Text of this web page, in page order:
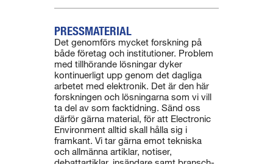
PRESSMATERIAL
Det genomförs mycket forskning på
både företag och institutioner. Problem
med tillhörande lösningar dyker
kontinuerligt upp genom det dagliga
arbetet med elektronik. Det är den här
forskningen och lösningarna som vi vill
ta del av som facktidning. Sänd oss
därför gärna material, för att Electronic
Environment alltid skall hålla sig i
framkant. Vi tar gärna emot tekniska
och allmänna artiklar, notiser,